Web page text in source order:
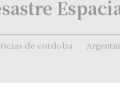
de cordoba